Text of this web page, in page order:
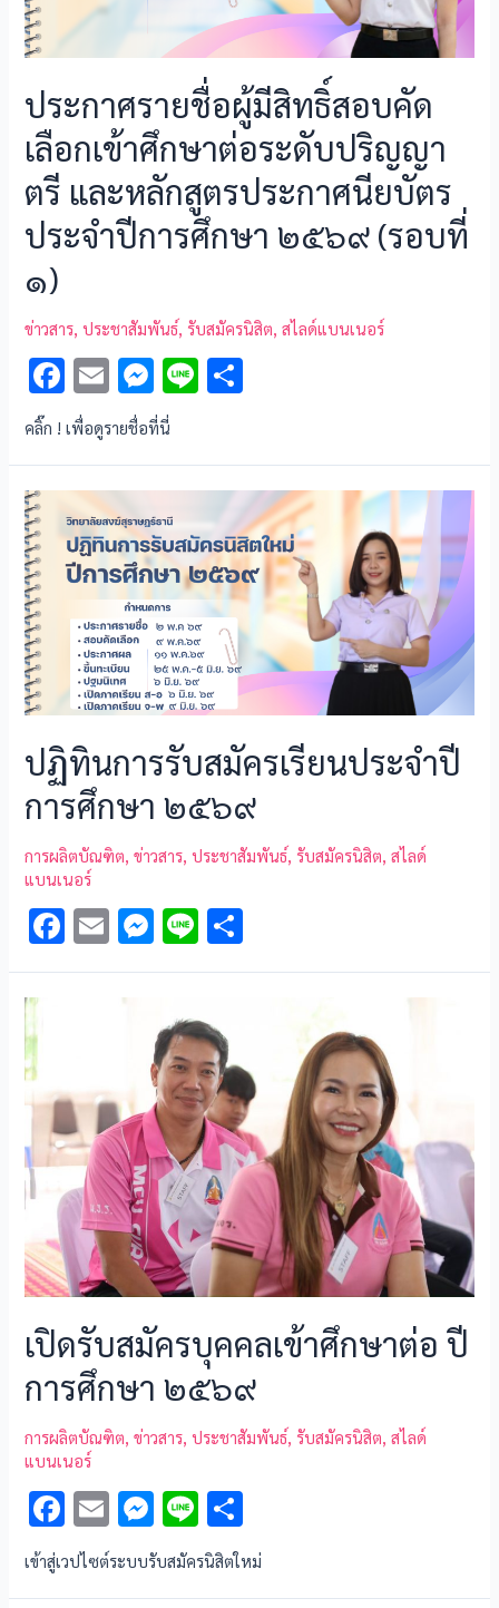
ประกาศรายชื่อผู้มีสิทธิ์สอบคัด
เลือกเข้าศึกษาต่อระดับปริญญา
ตรี และหลักสูตรประกาศนียบัตร
ประจำปีการศึกษา ๒๕๖๙ (รอบที่
๑)
ข่าวสาร ,ประชาสัมพันธ์ รับสมัครนิสิต ,สไลด์แบนเนอร์
F
ac
e
b
o
o
k
E
m
ai
l
M
es
se
n
g
er
Li
e
คลิ๊ก ! เพื่อดูรายชื่อที่นี่
ปฏิทินการรับสมัครเรียนประจำปี
การศึกษา ๒๕๖๙
การผลิตบัณฑิต ,ข่าวสาร ,ประชาสัมพันธ์ รับสมัครนิสิต ,สไลด์
แบนเนอร์
F
ac
o
k
E
m
ai
M
es
n
g
er
Li
n h
เปิดรับสมัครบุคคลเข้าศึกษาต่อ ปี
การศึกษา ๒๕๖๙
การผลิตบัณฑิต ,ข่าวสาร ,ประชาสัมพันธ์ รับสมัครนิสิต ,สไลด์
แบนเนอร์
F
ac
e
E
ai
M
es
se
Li
n
e
h
ar
เข้าสู่เวปไซต์ระบบรับสมัครนิสิตใหม่